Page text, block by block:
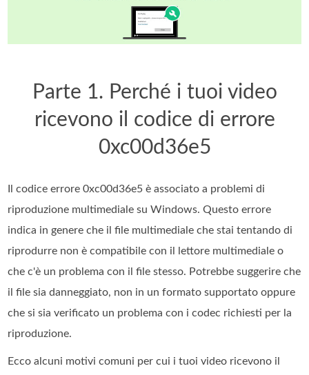
Parte 1. Perché i tuoi video
ricevono il codice di errore
0xc00d36e5
Il codice errore 0xc00d36e5 è associato a problemi di
riproduzione multimediale su Windows. Questo errore
indica in genere che il file multimediale che stai tentando di
riprodurre non è compatibile con il lettore multimediale o
che c'è un problema con il file stesso. Potrebbe suggerire che
il file sia danneggiato, non in un formato supportato oppure
che si sia verificato un problema con i codec richiesti per la
riproduzione.
Ecco alcuni motivi comuni per cui i tuoi video ricevono il